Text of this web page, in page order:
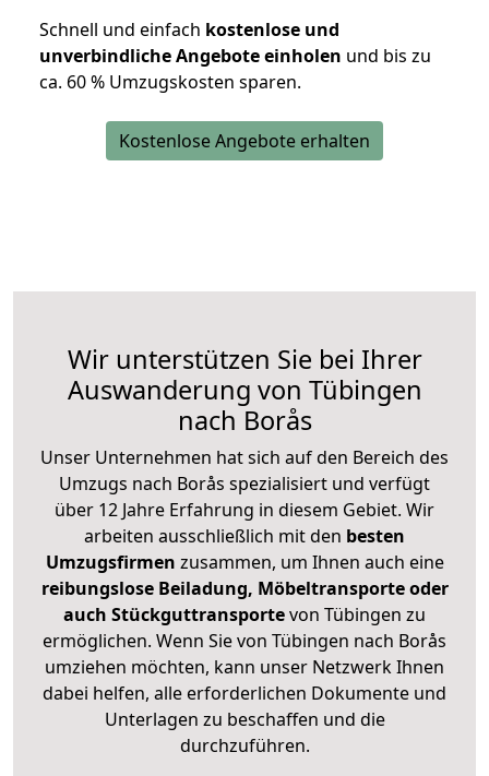
Schnell und einfach kostenlose und
unverbindliche Angebote einholen und bis zu
ca. 60 % Umzugskosten sparen.
Kostenlose Angebote erhalten
Wir unterstützen Sie bei Ihrer
Auswanderung von Tübingen
nach Borås
Unser Unternehmen hat sich auf den Bereich des
Umzugs nach Borås spezialisiert und verfügt
über 12 Jahre Erfahrung in diesem Gebiet. Wir
arbeiten ausschließlich mit den besten
Umzugsfirmen zusammen, um Ihnen auch eine
reibungslose Beiladung, Möbeltransporte oder
auch Stückguttransportevon Tübingen zu
ermöglichen. Wenn Sie von Tübingen nach Borås
umziehen möchten, kann unser Netzwerk Ihnen
dabei helfen, alle erforderlichen Dokumente und
Unterlagen zu beschaffen und die
durchzuführen.